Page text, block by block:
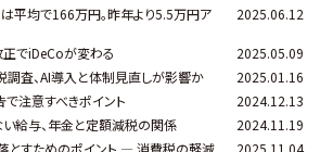
平均で166万円。昨年より5.5万円ア
2025.06.12
でiDeCoが変わる
2025.05.09
調査、AI導入と体制見直しが影響か
2025.01.16
注意すべきポイント
2024.12.13
い給与、年金と定額減税の関係
2024.11.19
とすためのポイント ― 消費税の軽減
2025.11.04